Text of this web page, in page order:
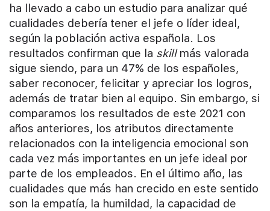
ha llevado a cabo un estudio para analizar qué
cualidades debería tener el jefe o líder ideal,
según la población activa española. Los
resultados confirman que la skillmás valorada
sigue siendo, para un 47% de los españoles,
saber reconocer, felicitar y apreciar los logros,
además de tratar bien al equipo. Sin embargo, si
comparamos los resultados de este 2021 con
años anteriores, los atributos directamente
relacionados con la inteligencia emocional son
cada vez más importantes en un jefe ideal por
parte de los empleados. En el último año, las
cualidades que más han crecido en este sentido
son la empatía, la humildad, la capacidad de